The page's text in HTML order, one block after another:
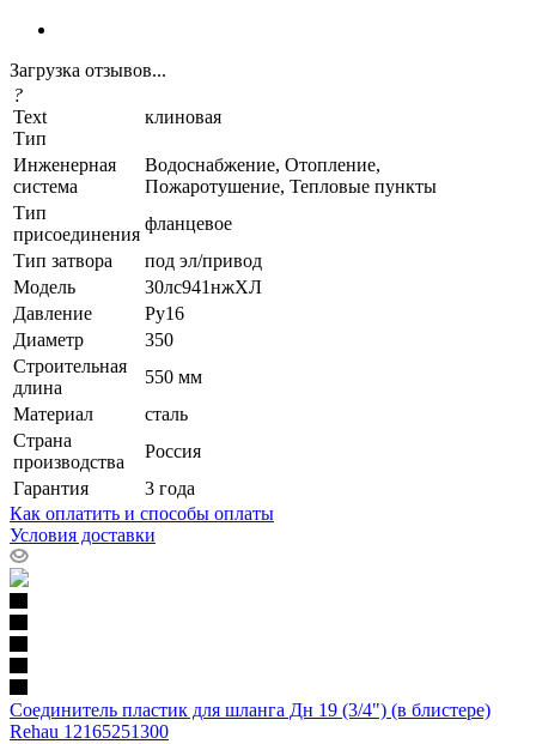
Загрузка отзывов...
?
Text
Тип
клиновая
Инженерная
система
Водоснабжение, Отопление,
Пожаротушение, Тепловые пункты
Тип
присоединения
фланцевое
Тип затвора
под эл/привод
Модель
30лс941нжХЛ
Давление
Ру16
Диаметр
350
Строительная
длина
550 мм
Материал
сталь
Страна
производства
Россия
Гарантия
3 года
Как оплатить и способы оплаты
Условия доставки
Соединитель пластик для шланга Дн 19 (3/4") (в блистере)
Rehau 12165251300